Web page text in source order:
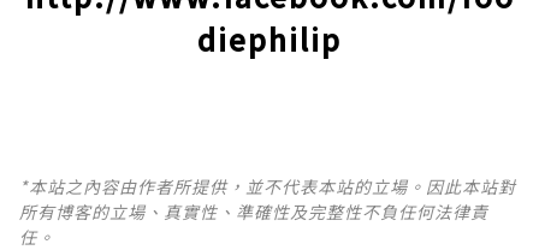
diephilip
*本站之內容由作者所提供，並不代表本站的立場。因此本站對
所有博客的立場、真實性、準確性及完整性不負任何法律責
任。